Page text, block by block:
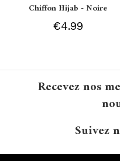
Chiffon Hijab - Noire
€4.99
Recevez nos
Suivez